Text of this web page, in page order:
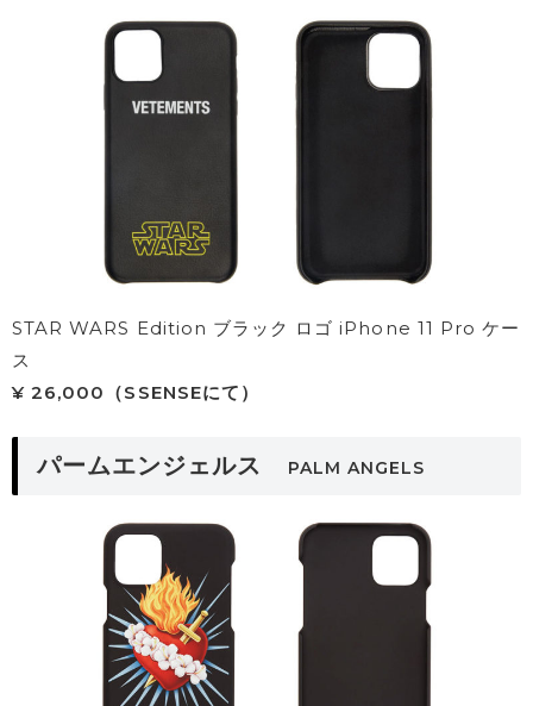
STAR WARS Edition ブラック ロゴ iPhone 11 Pro ケー
ス
¥ 26,000（SSENSEにて）
パームエンジェルス PALM ANGELS